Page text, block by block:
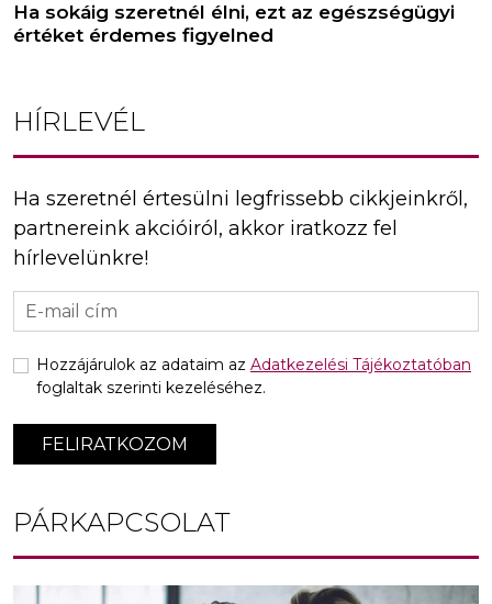
Ha sokáig szeretnél élni, ezt az egészségügyi
értéket érdemes figyelned
HÍRLEVÉL
Ha szeretnél értesülni legfrissebb cikkjeinkről,
partnereink akcióiról, akkor iratkozz fel
hírlevelünkre!
FELIRATKOZOM
Hozzájárulok az adataim az Adatkezelési Tájékoztatóban
foglaltak szerinti kezeléséhez.
PÁRKAPCSOLAT